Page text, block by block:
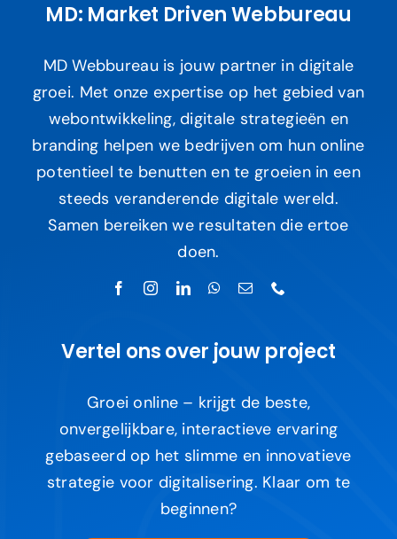
MD: Market Driven Webbureau
MD Webbureau is jouw partner in digitale
groei. Met onze expertise op het gebied van
webontwikkeling, digitale strategieën en
branding helpen we bedrijven om hun online
potentieel te benutten en te groeien in een
steeds veranderende digitale wereld.
Samen bereiken we resultaten die ertoe
doen.
Vertel ons over jouw project
Groei online – krijgt de beste,
onvergelijkbare, interactieve ervaring
gebaseerd op het slimme en innovatieve
strategie voor digitalisering. Klaar om te
beginnen?